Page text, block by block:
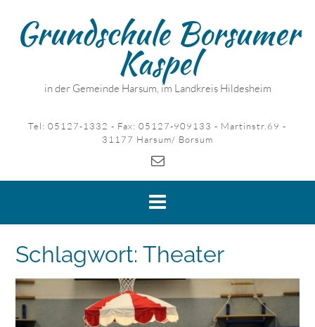
contentGrundschule Borsumer
Kaspel
in der Gemeinde Harsum, im Landkreis Hildesheim
Tel: 05127-1332 - Fax: 05127-909133 - Martinstr.69 -
31177 Harsum/ Borsum
Schlagwort: Theater